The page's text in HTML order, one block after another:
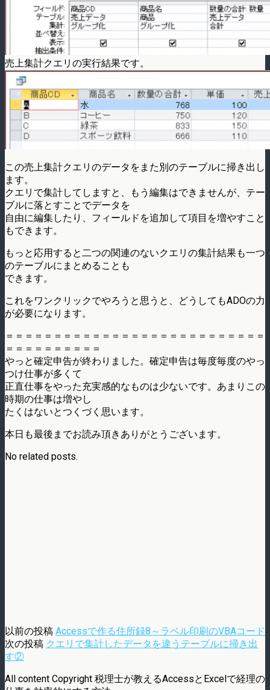
売上集計クエリの実行結果です。
この売上集計クエリのデータをまた別のテーブルに掃き出し
ます。
クエリで集計してしますと、もう編集はできませんが、テー
ブルに落とすことでデータを
自由に編集したり、フィールドを追加して項目を増やすこと
もできます。
もっと応用すると二つの関連のないクエリの集計結果も一つ
のテーブルにまとめることも
できます。
これをワンクリックでやろうと思うと、どうしてもADOの力
が必要になります。
＝＝＝＝＝＝＝＝＝＝＝＝＝＝＝＝＝＝＝＝＝＝＝＝＝＝＝
＝＝＝＝＝＝＝＝＝＝
やっと確定申告が終わりました。確定申告は毎度毎度のやっ
つけ仕事が多くて
正直仕事をやった充実感的なものは少ないです。あまりこの
時期の仕事は増やし
たくはないとつくづく思います。
本日も最後までお読み頂きありがとうございます。
No related posts.
以前の投稿 Accessで作る住所録8～ラベル印刷のVBAコード
次の投稿 クエリで集計したデータを違うテーブルに掃き出
す②
All content Copyright 税理士が教えるAccessとExcelで経理の